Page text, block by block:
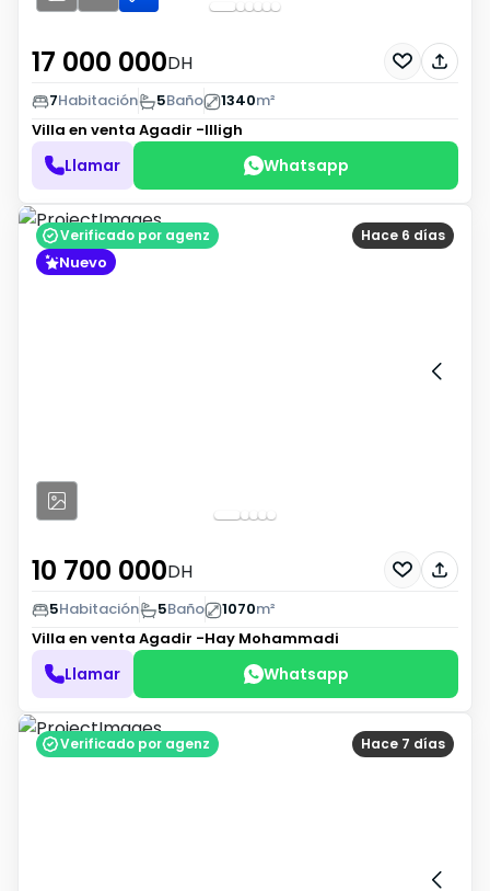
17 000 000DH
7Habitación 5Baño 1340m²
Villa en venta Agadir -Illigh
Llamar Whatsapp
Hace 6 días
Verificado por agenz
Nuevo
10 700 000DH
5Habitación 5Baño 1070m²
Villa en venta Agadir -Hay Mohammadi
Llamar Whatsapp
Hace 7 días
Verificado por agenz